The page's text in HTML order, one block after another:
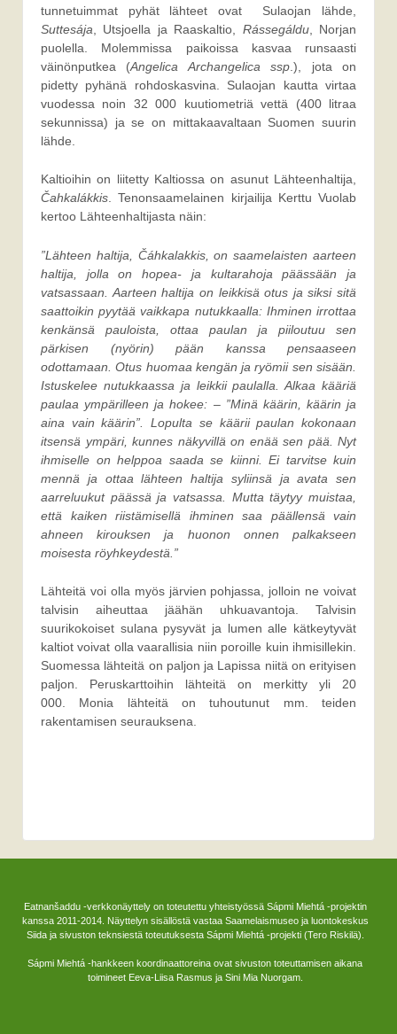
tunnetuimmat pyhät lähteet ovat Sulaojan lähde,
Suttesája , Utsjoella ja Raaskaltio, Rássegáldu, Norjan
puolella. Molemmissa paikoissa kasvaa runsaasti
väinönputkea (Angelica Archangelica ssp .), jota on
pidetty pyhänä rohdoskasvina. Sulaojan kautta virtaa
vuodessa noin 32 000 kuutiometriä vettä (400 litraa
sekunnissa) ja se on mittakaavaltaan Suomen suurin
lähde.
Kaltioihin on liitetty Kaltiossa on asunut Lähteenhaltija,
Čahkalákkis. Tenonsaamelainen kirjailija Kerttu Vuolab
kertoo Lähteenhaltijasta näin:
”Lähteen haltija, Čáhkalakkis, on saamelaisten aarteen
haltija, jolla on hopea- ja kultarahoja päässään ja
vatsassaan. Aarteen haltija on leikkisä otus ja siksi sitä
saattoikin pyytää vaikkapa nutukkaalla: Ihminen irrottaa
kenkänsä pauloista, ottaa paulan ja piiloutuu sen
pärkisen (nyörin) pään kanssa pensaaseen
odottamaan. Otus huomaa kengän ja ryömii sen sisään.
Istuskelee nutukkaassa ja leikkii paulalla. Alkaa kääriä
paulaa ympärilleen ja hokee: – ”Minä käärin, käärin ja
aina vain käärin”. Lopulta se käärii paulan kokonaan
itsensä ympäri, kunnes näkyvillä on enää sen pää. Nyt
ihmiselle on helppoa saada se kiinni. Ei tarvitse kuin
mennä ja ottaa lähteen haltija syliinsä ja avata sen
aarreluukut päässä ja vatsassa. Mutta täytyy muistaa,
että kaiken riistämisellä ihminen saa päällensä vain
ahneen kirouksen ja huonon onnen palkakseen
moisesta röyhkeydestä.”
Lähteitä voi olla myös järvien pohjassa, jolloin ne voivat
talvisin aiheuttaa jäähän uhkuavantoja. Talvisin
suurikokoiset sulana pysyvät ja lumen alle kätkeytyvät
kaltiot voivat olla vaarallisia niin poroille kuin ihmisillekin.
Suomessa lähteitä on paljon ja Lapissa niitä on erityisen
paljon. Peruskarttoihin lähteitä on merkitty yli 20
000. Monia lähteitä on tuhoutunut mm. teiden
rakentamisen seurauksena.
Eatnanšaddu -verkkonäyttely on toteutettu yhteistyössä Sápmi Miehtá -projektin
kanssa 2011-2014. Näyttelyn sisällöstä vastaa Saamelaismuseo ja luontokeskus
Siida ja sivuston teknsiestä toteutuksesta Sápmi Miehtá -projekti (Tero Riskilä).
Sápmi Miehtá -hankkeen koordinaattoreina ovat sivuston toteuttamisen aikana
toimineet Eeva-Liisa Rasmus ja Sini Mia Nuorgam.